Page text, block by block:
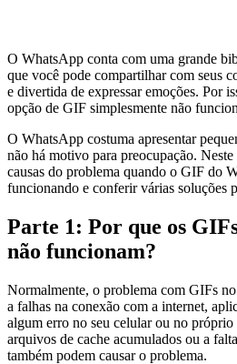
O WhatsApp conta com uma grande
que você pode compartilhar com seus
e divertida de expressar emoções. Por
opção de GIF simplesmente não
O WhatsApp costuma apresentar
não há motivo para preocupação.
causas do problema quando o GIF do
funcionando e conferir várias soluções
Parte 1: Por que os
não funcionam?
Normalmente, o problema com GIFs
a falhas na conexão com a internet,
algum erro no seu celular ou no
arquivos de cache acumulados ou a
também podem causar o problema.